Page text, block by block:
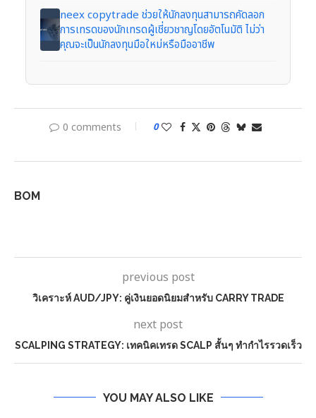
neex copytrade ช่วยให้นักลงทุนสามารถคัดลอก
การเทรดของนักเทรดผู้เชี่ยวชาญโดยอัตโนมัติ ไม่ว่า
คุณจะเป็นนักลงทุนมือใหม่หรือมืออาชีพ
0 comments 0
BOM
previous post
วิเคราะห์ AUD/JPY: คู่เงินยอดนิยมสำหรับ CARRY TRADE
next post
SCALPING STRATEGY: เทคนิคเทรด SCALP สั้นๆ ทำกำไรรวดเร็ว
YOU MAY ALSO LIKE